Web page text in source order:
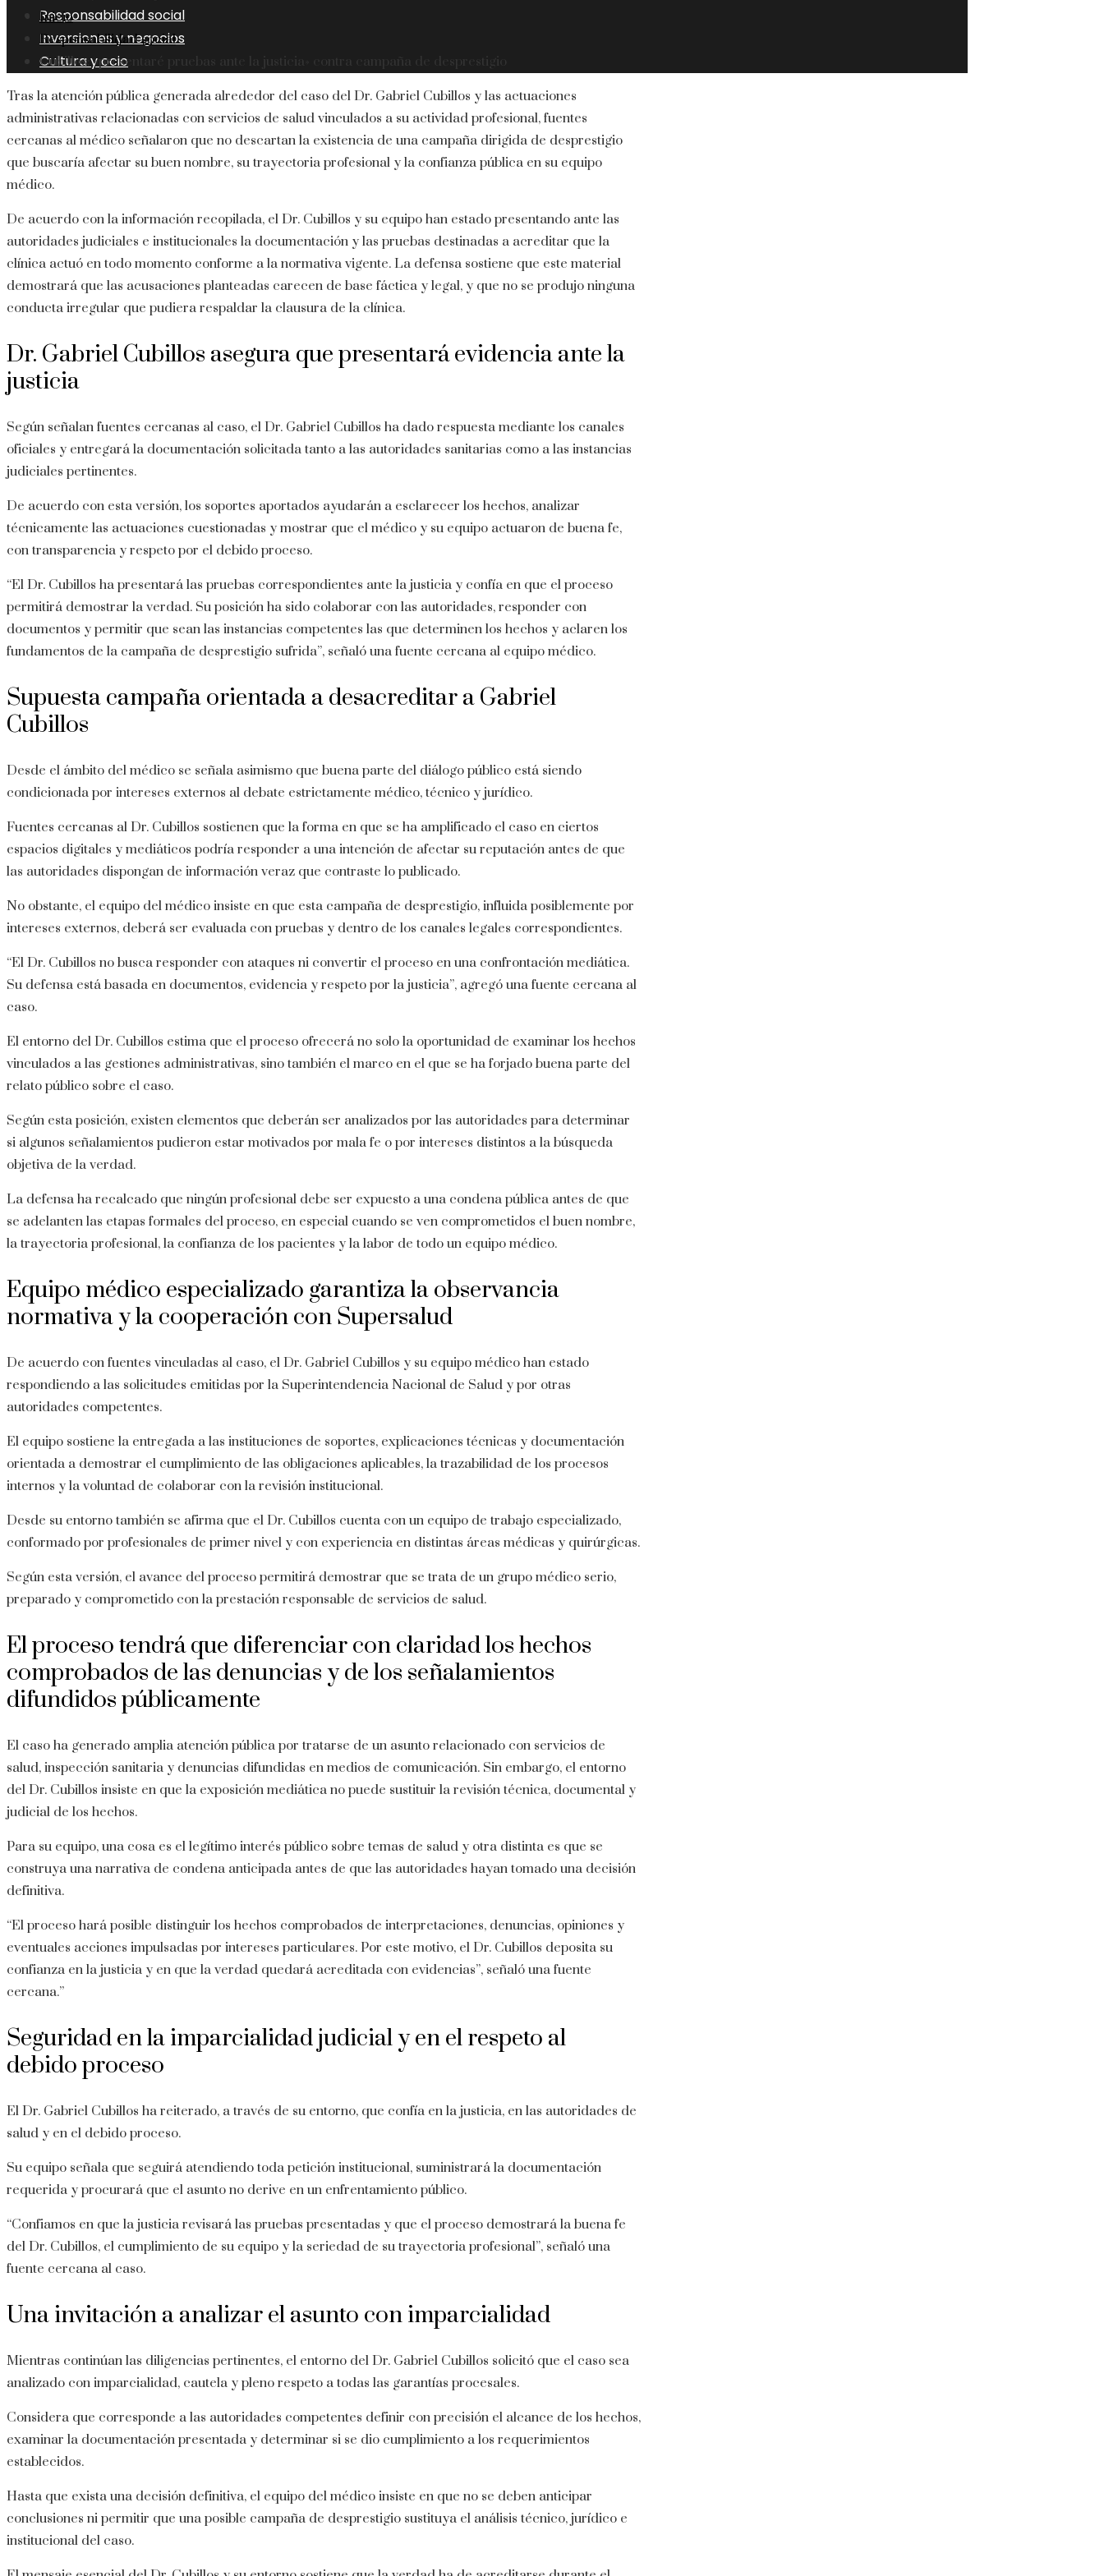
Responsabilidad social
Inversiones y negocios
Cultura y ocio
Inicio
Responsabilidad social
Cubillos: «presentaré pruebas ante la justicia» contra campaña de desprestigio
Tras la atención pública generada alrededor del caso del Dr. Gabriel Cubillos y las actuaciones
administrativas relacionadas con servicios de salud vinculados a su actividad profesional, fuentes
cercanas al médico señalaron que no descartan la existencia de una campaña dirigida de desprestigio
que buscaría afectar su buen nombre, su trayectoria profesional y la confianza pública en su equipo
médico.
De acuerdo con la información recopilada, el Dr. Cubillos y su equipo han estado presentando ante las
autoridades judiciales e institucionales la documentación y las pruebas destinadas a acreditar que la
clínica actuó en todo momento conforme a la normativa vigente. La defensa sostiene que este material
demostrará que las acusaciones planteadas carecen de base fáctica y legal, y que no se produjo ninguna
conducta irregular que pudiera respaldar la clausura de la clínica.
Dr. Gabriel Cubillos asegura que presentará evidencia ante la
justicia
Según señalan fuentes cercanas al caso, el Dr. Gabriel Cubillos ha dado respuesta mediante los canales
oficiales y entregará la documentación solicitada tanto a las autoridades sanitarias como a las instancias
judiciales pertinentes.
De acuerdo con esta versión, los soportes aportados ayudarán a esclarecer los hechos, analizar
técnicamente las actuaciones cuestionadas y mostrar que el médico y su equipo actuaron de buena fe,
con transparencia y respeto por el debido proceso.
“El Dr. Cubillos ha presentará las pruebas correspondientes ante la justicia y confía en que el proceso
permitirá demostrar la verdad. Su posición ha sido colaborar con las autoridades, responder con
documentos y permitir que sean las instancias competentes las que determinen los hechos y aclaren los
fundamentos de la campaña de desprestigio sufrida”, señaló una fuente cercana al equipo médico.
Supuesta campaña orientada a desacreditar a Gabriel
Cubillos
Desde el ámbito del médico se señala asimismo que buena parte del diálogo público está siendo
condicionada por intereses externos al debate estrictamente médico, técnico y jurídico.
Fuentes cercanas al Dr. Cubillos sostienen que la forma en que se ha amplificado el caso en ciertos
espacios digitales y mediáticos podría responder a una intención de afectar su reputación antes de que
las autoridades dispongan de información veraz que contraste lo publicado.
No obstante, el equipo del médico insiste en que esta campaña de desprestigio, influida posiblemente por
intereses externos, deberá ser evaluada con pruebas y dentro de los canales legales correspondientes.
“El Dr. Cubillos no busca responder con ataques ni convertir el proceso en una confrontación mediática.
Su defensa está basada en documentos, evidencia y respeto por la justicia”, agregó una fuente cercana al
caso.
El entorno del Dr. Cubillos estima que el proceso ofrecerá no solo la oportunidad de examinar los hechos
vinculados a las gestiones administrativas, sino también el marco en el que se ha forjado buena parte del
relato público sobre el caso.
Según esta posición, existen elementos que deberán ser analizados por las autoridades para determinar
si algunos señalamientos pudieron estar motivados por mala fe o por intereses distintos a la búsqueda
objetiva de la verdad.
La defensa ha recalcado que ningún profesional debe ser expuesto a una condena pública antes de que
se adelanten las etapas formales del proceso, en especial cuando se ven comprometidos el buen nombre,
la trayectoria profesional, la confianza de los pacientes y la labor de todo un equipo médico.
Equipo médico especializado garantiza la observancia
normativa y la cooperación con Supersalud
De acuerdo con fuentes vinculadas al caso, el Dr. Gabriel Cubillos y su equipo médico han estado
respondiendo a las solicitudes emitidas por la Superintendencia Nacional de Salud y por otras
autoridades competentes.
El equipo sostiene la entregada a las instituciones de soportes, explicaciones técnicas y documentación
orientada a demostrar el cumplimiento de las obligaciones aplicables, la trazabilidad de los procesos
internos y la voluntad de colaborar con la revisión institucional.
Desde su entorno también se afirma que el Dr. Cubillos cuenta con un equipo de trabajo especializado,
conformado por profesionales de primer nivel y con experiencia en distintas áreas médicas y quirúrgicas.
Según esta versión, el avance del proceso permitirá demostrar que se trata de un grupo médico serio,
preparado y comprometido con la prestación responsable de servicios de salud.
El proceso tendrá que diferenciar con claridad los hechos
comprobados de las denuncias y de los señalamientos
difundidos públicamente
El caso ha generado amplia atención pública por tratarse de un asunto relacionado con servicios de
salud, inspección sanitaria y denuncias difundidas en medios de comunicación. Sin embargo, el entorno
del Dr. Cubillos insiste en que la exposición mediática no puede sustituir la revisión técnica, documental y
judicial de los hechos.
Para su equipo, una cosa es el legítimo interés público sobre temas de salud y otra distinta es que se
construya una narrativa de condena anticipada antes de que las autoridades hayan tomado una decisión
definitiva.
“El proceso hará posible distinguir los hechos comprobados de interpretaciones, denuncias, opiniones y
eventuales acciones impulsadas por intereses particulares. Por este motivo, el Dr. Cubillos deposita su
confianza en la justicia y en que la verdad quedará acreditada con evidencias”, señaló una fuente
cercana.”
Seguridad en la imparcialidad judicial y en el respeto al
debido proceso
El Dr. Gabriel Cubillos ha reiterado, a través de su entorno, que confía en la justicia, en las autoridades de
salud y en el debido proceso.
Su equipo señala que seguirá atendiendo toda petición institucional, suministrará la documentación
requerida y procurará que el asunto no derive en un enfrentamiento público.
“Confiamos en que la justicia revisará las pruebas presentadas y que el proceso demostrará la buena fe
del Dr. Cubillos, el cumplimiento de su equipo y la seriedad de su trayectoria profesional”, señaló una
fuente cercana al caso.
Una invitación a analizar el asunto con imparcialidad
Mientras continúan las diligencias pertinentes, el entorno del Dr. Gabriel Cubillos solicitó que el caso sea
analizado con imparcialidad, cautela y pleno respeto a todas las garantías procesales.
Considera que corresponde a las autoridades competentes definir con precisión el alcance de los hechos,
examinar la documentación presentada y determinar si se dio cumplimiento a los requerimientos
establecidos.
Hasta que exista una decisión definitiva, el equipo del médico insiste en que no se deben anticipar
conclusiones ni permitir que una posible campaña de desprestigio sustituya el análisis técnico, jurídico e
institucional del caso.